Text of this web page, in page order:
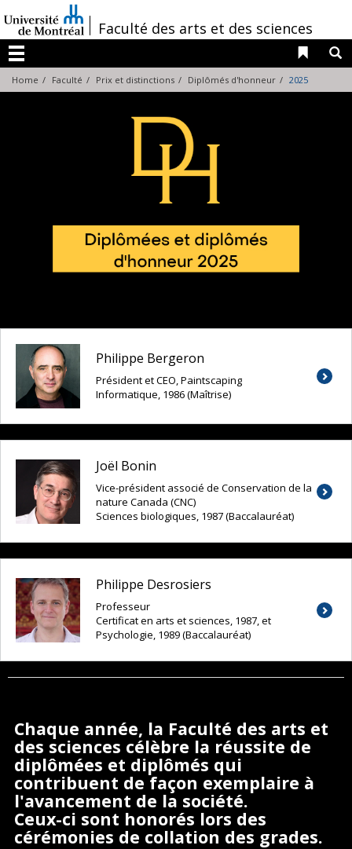
au
contenu
/Faculté des arts et des sciences
Menu
Liens
Home Faculté Prix et distinctions Diplômés d'honneur 2025
Philippe Bergeron
Président et CEO, Paintscaping
Informatique, 1986 (Maîtrise)
Joël Bonin
Vice-président associé de Conservation de la
nature Canada (CNC)
Sciences biologiques, 1987 (Baccalauréat)
Philippe Desrosiers
Professeur
Certificat en arts et sciences, 1987, et
Psychologie, 1989 (Baccalauréat)
Chaque année, la Faculté des arts et
des sciences célèbre la réussite de
diplômées et diplômés qui
contribuent de façon exemplaire à
l'avancement de la société.
Ceux-ci sont honorés lors des
cérémonies de collation des grades.